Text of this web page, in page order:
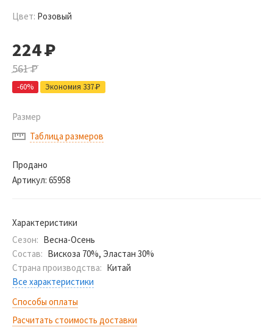
Цвет: Розовый
224Р
561Р
-60% Экономия 337Р
Размер
Таблица размеров
Продано
Артикул: 65958
Характеристики
Сезон: Весна-Осень
Состав: Вискоза 70%, Эластан 30%
Страна производства: Китай
Все характеристики
Способы оплаты
Расчитать стоимость доставки